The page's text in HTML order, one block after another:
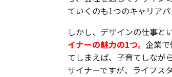
ていくのも1つのキャリア
しかし、デザインの仕事と
イナーの魅力の1つ。 企業
てしまえば、子育てしなが
ザイナーですが、ライフス